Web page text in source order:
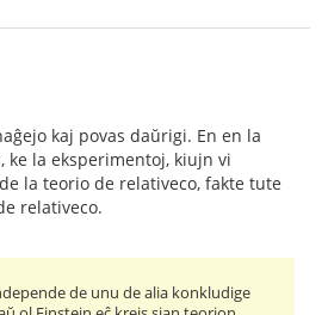
kaj povas daŭrigi. En en la
ke la eksperimentoj, kiujn vi
la teorio de relativeco, fakte tute
relativeco.
de unu de alia konkludige